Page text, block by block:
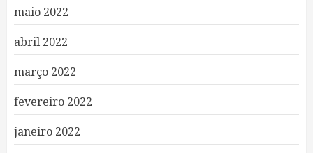
maio 2022
abril 2022
março 2022
fevereiro 2022
janeiro 2022